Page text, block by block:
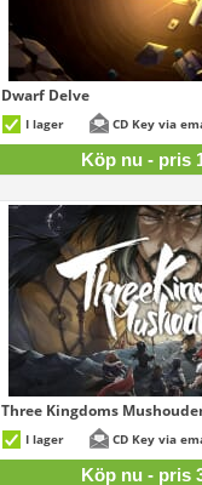
Dwarf Delve
I lager CD Key via
Köp nu - pris
Three Kingdoms
I lager CD Key via
Köp nu - pris